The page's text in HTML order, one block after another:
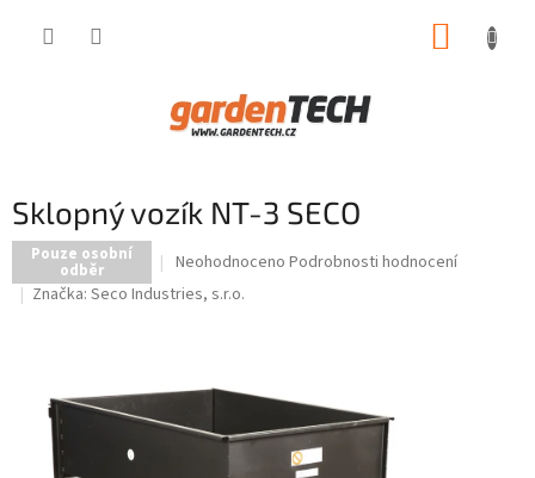
Sklopný vozík NT-3 SECO
Pouze osobní
odběr
Průměrné
hodnocení
produktu
5
hvězdiček.
Neohodnoceno Podrobnosti hodnocení
Značka: Seco Industries, s.r.o.